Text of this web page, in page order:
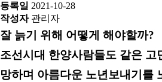
등록일 2021-10-28
작성자 관리자
잘 늙기 위해 어떻게 해야할까?
조선시대 한양사람들도 같은 고
망하며 아름다운 노년보내기를